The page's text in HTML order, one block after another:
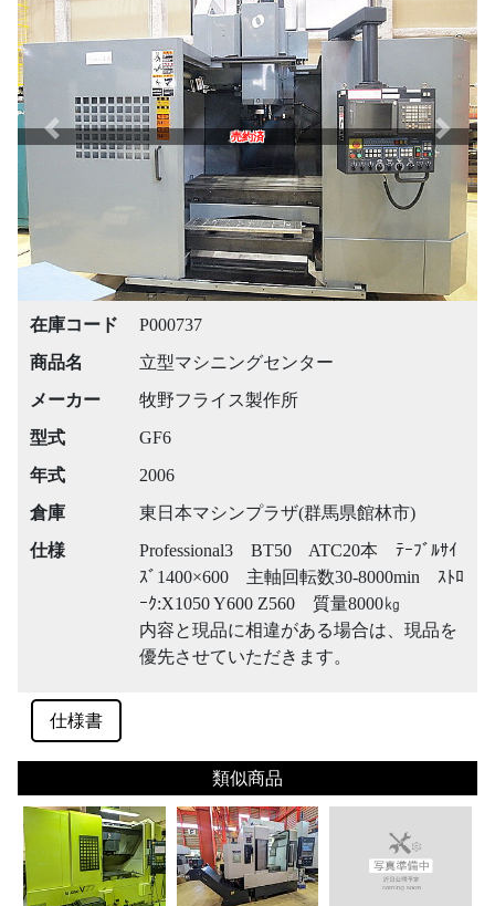
売約済
Previous Next
在庫コード
P000737
商品名
立型マシニングセンター
メーカー
牧野フライス製作所
型式
GF6
年式
2006
倉庫
東日本マシンプラザ(群馬県館林市)
仕様
Professional3 BT50 ATC20本 ﾃｰﾌﾞﾙｻｲ
ｽﾞ1400×600 主軸回転数30-8000min ｽﾄﾛ
ｰｸ:X1050 Y600 Z560 質量8000㎏
内容と現品に相違がある場合は、現品を
優先させていただきます。
仕様書
類似商品